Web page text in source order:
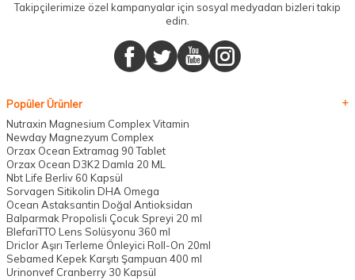
Takipçilerimize özel kampanyalar için sosyal medyadan bizleri takip
edin.
Popüler Ürünler
Nutraxin Magnesium Complex Vitamin
Newday Magnezyum Complex
Orzax Ocean Extramag 90 Tablet
Orzax Ocean D3K2 Damla 20 ML
Nbt Life Berliv 60 Kapsül
Sorvagen Sitikolin DHA Omega
Ocean Astaksantin Doğal Antioksidan
Balparmak Propolisli Çocuk Spreyi 20 ml
BlefariTTO Lens Solüsyonu 360 ml
Driclor Aşırı Terleme Önleyici Roll-On 20ml
Sebamed Kepek Karşıtı Şampuan 400 ml
Urinonvef Cranberry 30 Kapsül